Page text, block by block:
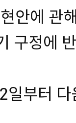
안에 관
구정에
일부터